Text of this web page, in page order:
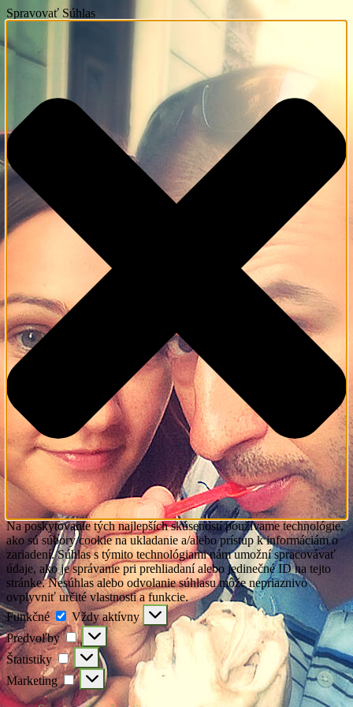
Spravovať Súhlas
Na poskytovanie tých najlepších skúseností používame technológie,
ako sú súbory cookie na ukladanie a/alebo prístup k informáciám o
zariadení. Súhlas s týmito technológiami nám umožní spracovávať
údaje, ako je správanie pri prehliadaní alebo jedinečné ID na tejto
stránke. Nesúhlas alebo odvolanie súhlasu môže nepriaznivo
ovplyvniť určité vlastnosti a funkcie.
Funkčné
Funkčné
Vždy aktívny
Predvoľby
Predvoľby
Štatistiky Štatistiky
Marketing Marketing